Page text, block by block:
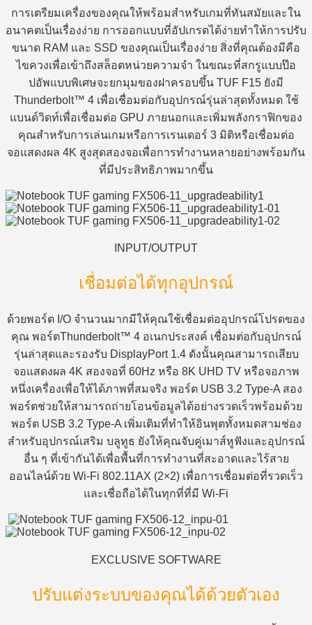
การเตรียมเครื่องของคุณให้พร้อมสำหรับเกมที่ทันสมัยและใน
อนาคตเป็นเรื่องง่าย การออกแบบที่อัปเกรดได้ง่ายทำให้การปรับ
ขนาด RAM และ SSD ของคุณเป็นเรื่องง่าย สิ่งที่คุณต้องมีคือ
ไขควงเพื่อเข้าถึงสล็อตหน่วยความจำ ในขณะที่สกรูแบบป๊อ
ปอัพแบบพิเศษจะยกมุมของฝาครอบขึ้น TUF F15 ยังมี
Thunderbolt™ 4 เพื่อเชื่อมต่อกับอุปกรณ์รุ่นล่าสุดทั้งหมด ใช้
แบนด์วิดท์เพื่อเชื่อมต่อ GPU ภายนอกและเพิ่มพลังกราฟิกของ
คุณสำหรับการเล่นเกมหรือการเรนเดอร์ 3 มิติหรือเชื่อมต่อ
จอแสดงผล 4K สูงสุดสองจอเพื่อการทำงานหลายอย่างพร้อมกัน
ที่มีประสิทธิภาพมากขึ้น
INPUT/OUTPUT
เชื่อมต่อได้ทุกอุปกรณ์
ด้วยพอร์ต I/O จำนวนมากมีให้คุณใช้เชื่อมต่ออุปกรณ์โปรดของ
คุณ พอร์ตThunderbolt™ 4 อเนกประสงค์ เชื่อมต่อกับอุปกรณ์
รุ่นล่าสุดและรองรับ DisplayPort 1.4 ดังนั้นคุณสามารถเสียบ
จอแสดงผล 4K สองจอที่ 60Hz หรือ 8K UHD TV หรือจอภาพ
หนึ่งเครื่องเพื่อให้ได้ภาพที่สมจริง พอร์ต USB 3.2 Type-A สอง
พอร์ตช่วยให้สามารถถ่ายโอนข้อมูลได้อย่างรวดเร็วพร้อมด้วย
พอร์ต USB 3.2 Type-A เพิ่มเติมที่ทำให้อินพุตทั้งหมดสามช่อง
สำหรับอุปกรณ์เสริม บลูทูธ ยังให้คุณจับคู่เมาส์หูฟังและอุปกรณ์
อื่น ๆ ที่เข้ากันได้เพื่อพื้นที่การทำงานที่สะอาดและไร้สาย
ออนไลน์ด้วย Wi-Fi 802.11AX (2×2) เพื่อการเชื่อมต่อที่รวดเร็ว
และเชื่อถือได้ในทุกที่ที่มี Wi-Fi
EXCLUSIVE SOFTWARE
ปรับแต่งระบบของคุณได้ด้วยตัวเอง